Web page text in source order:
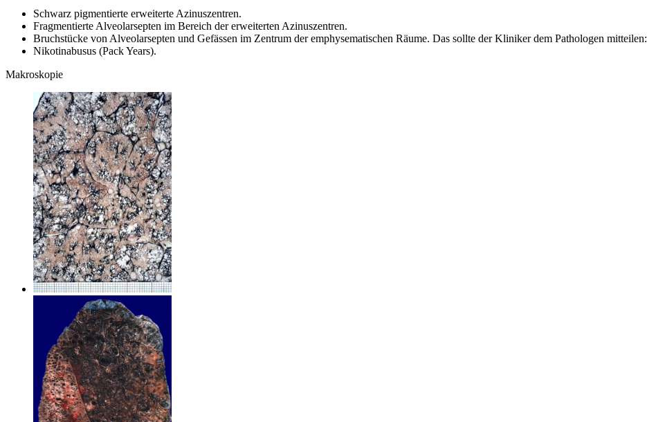
Schwarz pigmentierte erweiterte Azinuszentren.
Fragmentierte Alveolarsepten im Bereich der erweiterten Azinuszentren.
Bruchstücke von Alveolarsepten und Gefässen im Zentrum der emphysematischen Räume. Das sollte der Kliniker dem Pathologen mitteilen:
Nikotinabusus (Pack Years).
Makroskopie